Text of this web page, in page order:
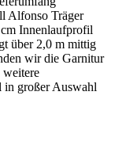
Alfonso Träger
Innenlaufprofil
über 2,0 m mittig
wir die Garnitur
in großer Auswahl